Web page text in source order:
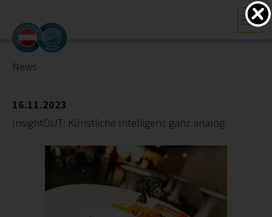
DAS INGENIEURBÜRO
INTERESSEN­VERTRETUNG
MITGLIEDER­VERZEICHNIS
News
16.11.2023
InsightOUT: Künstliche Intelligenz ganz analog